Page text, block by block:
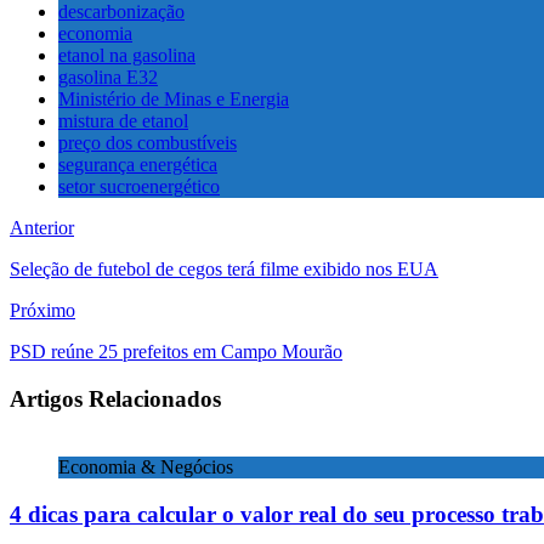
descarbonização
economia
etanol na gasolina
gasolina E32
Ministério de Minas e Energia
mistura de etanol
preço dos combustíveis
segurança energética
setor sucroenergético
Anterior
Seleção de futebol de cegos terá filme exibido nos EUA
Próximo
PSD reúne 25 prefeitos em Campo Mourão
Artigos Relacionados
Economia & Negócios
4 dicas para calcular o valor real do seu processo